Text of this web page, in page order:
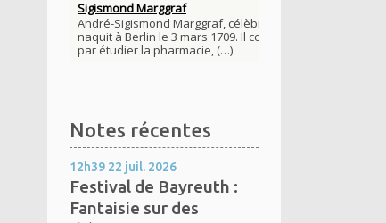
Notes récentes
12h39 22 juil. 2026
Festival de Bayreuth :
Fantaisie sur des